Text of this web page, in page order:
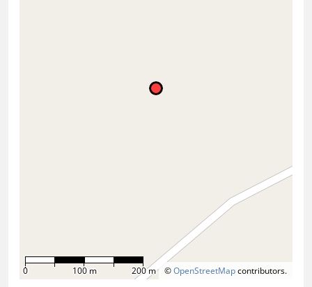
©OpenStreetMapcontributors.
0 100 m 200 m